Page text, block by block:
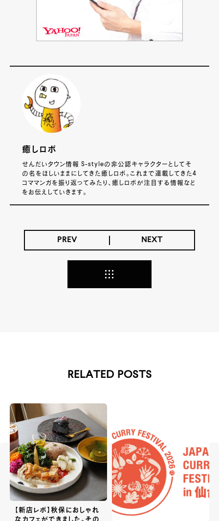
癒しロボ
せんだいタウン情報 S-styleの非公認キャラクターとしてそ
の名をほしいままにしてきた癒しロボ。これまで連載してきた4
コママンガを振り返ってみたり、癒しロボが注目する情報など
をお伝えしていきます。
PREV NEXT
RELATED POSTS
【新店レポ】秋保におしゃれ
なカフェができました。その